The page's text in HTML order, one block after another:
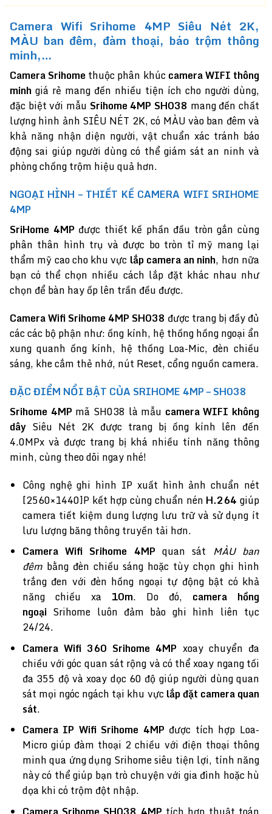
Camera Wifi Srihome 4MP Siêu Nét 2K,
MÀU ban đêm, đàm thoại, báo trộm thông
minh,…
Camera Srihomethuộc phân khúc camera WIFI thông
minh giá rẻ mang đến nhiều tiện ích cho người dùng,
đặc biệt với mẫu Srihome 4MP SH038 mang đến chất
lượng hình ảnh SIÊU NÉT 2K, có MÀU vào ban đêm và
khả năng nhận diện người, vật chuẩn xác tránh báo
động sai giúp người dùng có thể giám sát an ninh và
phòng chống trộm hiệu quả hơn.
NGOẠI HÌNH – THIẾT KẾ CAMERA WIFI SRIHOME
4MP
SriHome 4MPđược thiết kế phần đầu tròn gắn cùng
phân thân hình trụ và được bo tròn tỉ mỹ mang lại
thẩm mỹ cao cho khu vực lắp camera an ninh, hơn nữa
bạn có thể chọn nhiều cách lắp đặt khác nhau như
chọn để bàn hay ốp lên trần đều được.
Camera Wifi Srihome 4MP SH038 được trang bị đầy đủ
các các bộ phận như: ống kính, hệ thống hồng ngoại ẩn
xung quanh ống kính, hệ thống Loa-Mic, đèn chiều
sáng, khe cắm thẻ nhớ, nút Reset, cổng nguồn camera.
ĐẶC ĐIỂM NỔI BẬT CỦA SRIHOME 4MP – SH038
Srihome 4MPmã SH038 là mẫu camera WIFI không
dây Siêu Nét 2K được trang bị ống kính lên đến
4.0MPx và được trang bị khá nhiều tính năng thông
minh, cùng theo dõi ngay nhé!
Công nghệ ghi hình IP xuất hình ảnh chuẩn nét
[2560×1440]P kết hợp cùng chuẩn nén H.264 giúp
camera tiết kiệm dung lượng lưu trữ và sử dụng ít
lưu lượng băng thông truyền tải hơn.
Camera Wifi Srihome 4MPquan sát MÀU ban
đêmbằng đèn chiếu sáng hoặc tùy chọn ghi hình
trắng đen với đèn hồng ngoại tự động bật có khả
năng chiếu xa 10m. Do đó, camera hồng
ngoạiSrihome luôn đảm bảo ghi hình liên tục
24/24.
Camera Wifi 360 Srihome 4MP xoay chuyển đa
chiều với góc quan sát rộng và có thể xoay ngang tối
đa 355 độ và xoay dọc 60 độ giúp người dùng quan
sát mọi ngóc ngách tại khu vực lắp đặt camera quan
sát.
Camera IP Wifi Srihome 4MPđược tích hợp Loa-
Micro giúp đàm thoại 2 chiều với điện thoại thông
minh qua ứng dụng Srihome siêu tiện lợi, tính năng
này có thể giúp bạn trò chuyện với gia đình hoặc hù
dọa khi có trộm đột nhập.